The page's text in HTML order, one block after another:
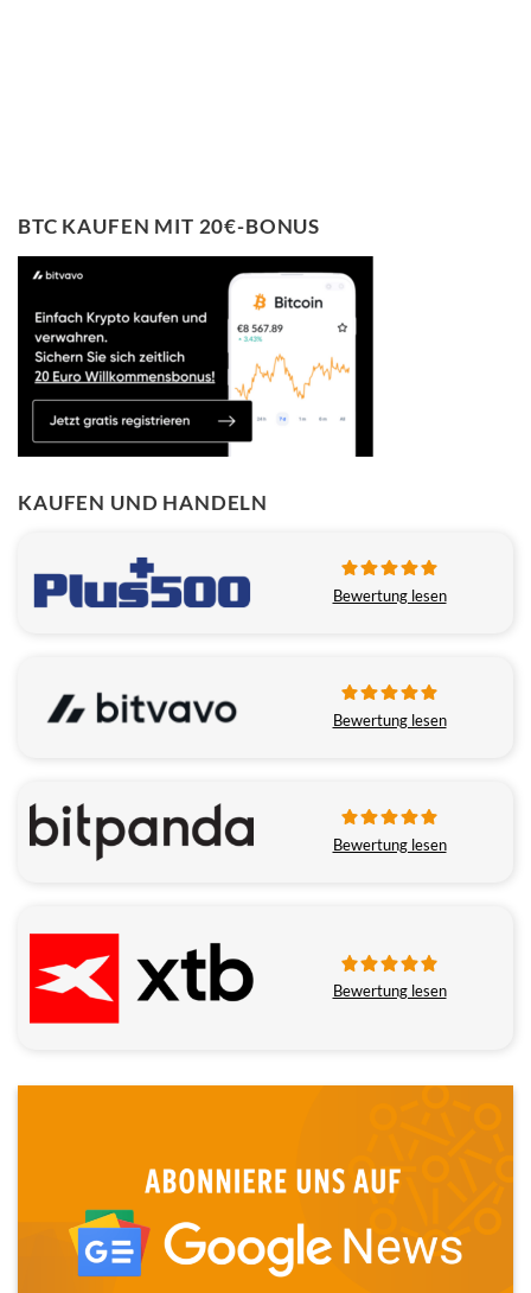
BTC KAUFEN MIT 20€-BONUS
KAUFEN UND HANDELN
Bewertung lesen
Bewertung lesen
Bewertung lesen
Bewertung lesen